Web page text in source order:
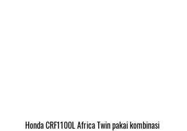
Honda CRF1100L Africa Twin pakai kombinasi